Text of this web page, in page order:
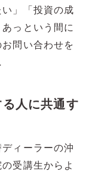
」「投資の成
っという間に
問い合わせを
人に共通す
ィーラーの沖
受講生からよ